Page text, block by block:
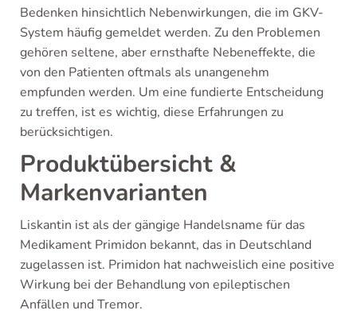
Bedenken hinsichtlich Nebenwirkungen, die im GKV-
System häufig gemeldet werden. Zu den Problemen
gehören seltene, aber ernsthafte Nebeneffekte, die
von den Patienten oftmals als unangenehm
empfunden werden. Um eine fundierte Entscheidung
zu treffen, ist es wichtig, diese Erfahrungen zu
berücksichtigen.
Produktübersicht &
Markenvarianten
Liskantin ist als der gängige Handelsname für das
Medikament Primidon bekannt, das in Deutschland
zugelassen ist. Primidon hat nachweislich eine positive
Wirkung bei der Behandlung von epileptischen
Anfällen und Tremor.